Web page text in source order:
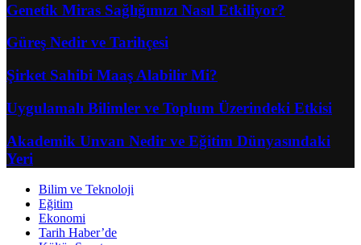
Genetik Miras Sağlığımızı Nasıl Etkiliyor?
Güreş Nedir ve Tarihçesi
Şirket Sahibi Maaş Alabilir Mi?
Uygulamalı Bilimler ve Toplum Üzerindeki Etkisi
Akademik Unvan Nedir ve Eğitim Dünyasındaki
Yeri
Bilim ve Teknoloji
Eğitim
Ekonomi
Tarih Haber’de